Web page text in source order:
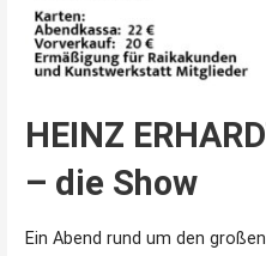
HEINZ
– die Show
Ein Abend rund um den